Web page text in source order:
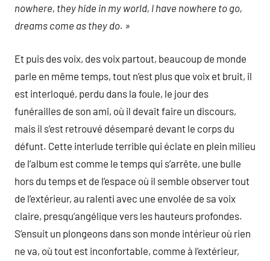
nowhere, they hide in my world, I have nowhere to go,
dreams come as they do. »
Et puis des voix, des voix partout, beaucoup de monde
parle en même temps, tout n’est plus que voix et bruit, il
est interloqué, perdu dans la foule, le jour des
funérailles de son ami, où il devait faire un discours,
mais il s’est retrouvé désemparé devant le corps du
défunt. Cette interlude terrible qui éclate en plein milieu
de l’album est comme le temps qui s’arrête, une bulle
hors du temps et de l’espace où il semble observer tout
de l’extérieur, au ralenti avec une envolée de sa voix
claire, presqu’angélique vers les hauteurs profondes.
S’ensuit un plongeons dans son monde intérieur où rien
ne va, où tout est inconfortable, comme à l’extérieur,